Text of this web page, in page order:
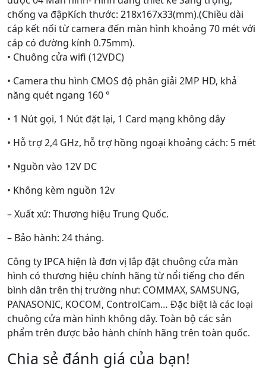
chống va đậpKích thước: 218x167x33(mm).(Chiều dài
cáp kết nối từ camera đến màn hình khoảng 70 mét với
cáp có đường kính 0.75mm).
• Chuông cửa wifi (12VDC)
• Camera thu hình CMOS độ phân giải 2MP HD, khả
năng quét ngang 160 °
• 1 Nút gọi, 1 Nút đặt lại, 1 Card mạng không dây
• Hỗ trợ 2,4 GHz, hỗ trợ hồng ngoại khoảng cách: 5 mét
• Nguồn vào 12V DC
• Không kèm nguồn 12v
– Xuất xứ: Thương hiệu Trung Quốc.
– Bảo hành: 24 tháng.
Công ty IPCA hiện là đơn vị lắp đặt chuông cửa màn
hình có thương hiệu chính hãng từ nổi tiếng cho đến
bình dân trên thị trường như: COMMAX, SAMSUNG,
PANASONIC, KOCOM, ControlCam… Đặc biệt là các loại
chuông cửa màn hình không dây. Toàn bộ các sản
phẩm trên được bảo hành chính hãng trên toàn quốc.
Chia sẻ đánh giá của bạn!